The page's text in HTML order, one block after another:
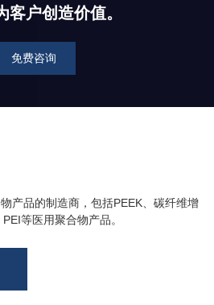
客户创造价值。
免费咨询
产品的制造商，包括PEEK、碳纤维增
等医用聚合物产品。